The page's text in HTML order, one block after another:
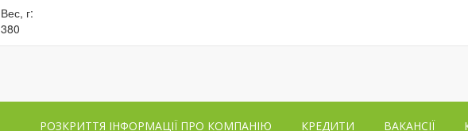
Вес, г:
380
РОЗКРИТТЯ ІНФОРМАЦІЇ ПРО КОМПАНІЮ КРЕДИТИ ВАКАНСІЇ